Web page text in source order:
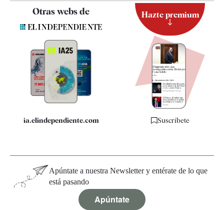
Contacto
Quiénes somos
Especificaciones
Otras webs de
ia.elindependiente.com
Hazte premium
Suscríbete
Apúntate a nuestra Newsletter y entérate de lo que
está pasando
Apúntate